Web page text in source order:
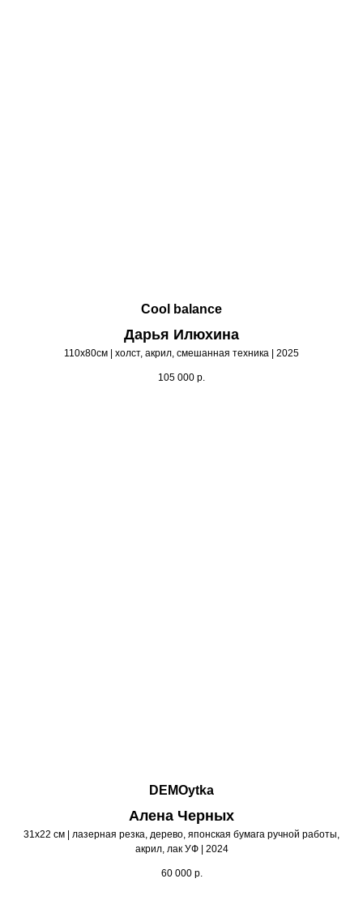
Cool balance
Дарья Илюхина
110х80см | холст, акрил, смешанная техника | 2025
105 000 р.
DEMOytka
Алена Черных
31х22 см | лазерная резка, дерево, японская бумага ручной работы,
акрил, лак УФ | 2024
60 000 р.